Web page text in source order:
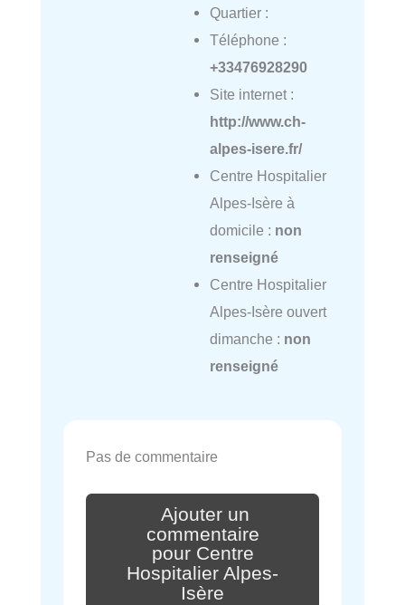
Quartier :
Téléphone :
+33476928290
Site internet :
http://www.ch-
alpes-isere.fr/
Centre Hospitalier
Alpes-Isère à
domicile : non
renseigné
Centre Hospitalier
Alpes-Isère ouvert
dimanche : non
renseigné
Pas de commentaire
Ajouter un
commentaire
pour Centre
Hospitalier Alpes-
Isère